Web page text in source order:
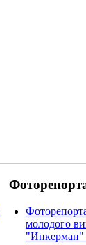
молодого
"Инкерман"